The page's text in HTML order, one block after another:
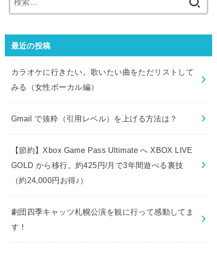
索:
最近の投稿
カラオケに行きたい。歌いたい曲をただリストして
みる（女性ボーカル編）
Gmail で抜粋（引用レベル）を上げる方法は？
【節約】Xbox Game Pass Ultimate へ XBOX LIVE
GOLD から移行。約425円/月で3年間遊べる裏技
（約24,000円お得♪）
劇団四季キャッツ札幌公演を観に行って感動してま
す！